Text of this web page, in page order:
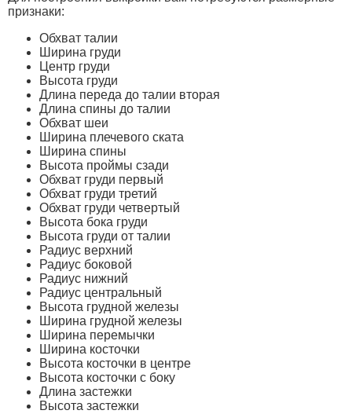
признаки:
Обхват талии
Ширина груди
Центр груди
Высота груди
Длина переда до талии вторая
Длина спины до талии
Обхват шеи
Ширина плечевого ската
Ширина спины
Высота проймы сзади
Обхват груди первый
Обхват груди третий
Обхват груди четвертый
Высота бока груди
Высота груди от талии
Радиус верхний
Радиус боковой
Радиус нижний
Радиус центральный
Высота грудной железы
Ширина грудной железы
Ширина перемычки
Ширина косточки
Высота косточки в центре
Высота косточки с боку
Длина застежки
Высота застежки